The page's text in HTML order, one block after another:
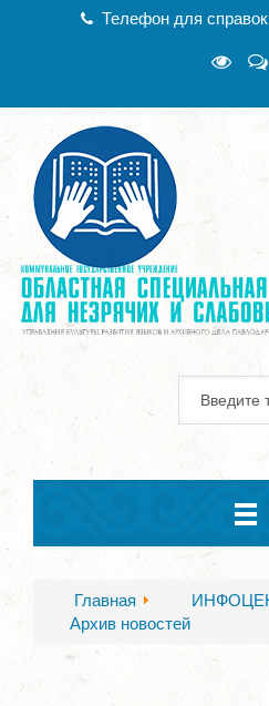
Телефон для
Главная
Архив новостей